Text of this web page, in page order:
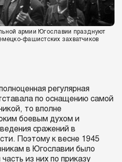
армии Югославии празднуют
фашистских захватчиков
регулярная
по оснащению самой
то вполне
боевым духом и
сражений в
Поэтому к весне 1945
в Югославии было
из них по приказу